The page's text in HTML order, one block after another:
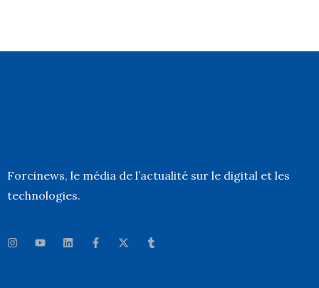
Forcinews, le média de l’actualité sur le digital et les
technologies.